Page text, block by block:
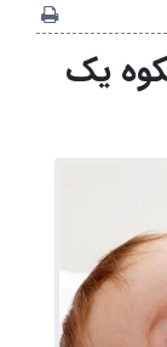
صادر شدیک